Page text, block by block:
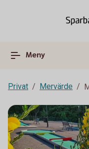
Meny
Privat Mervärde